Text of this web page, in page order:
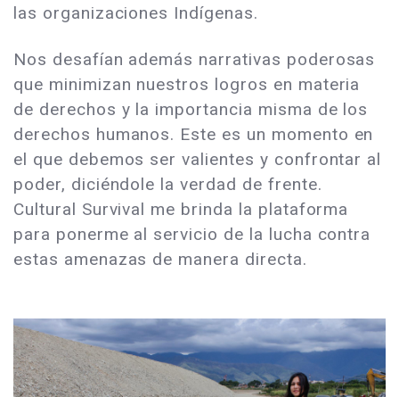
las organizaciones Indígenas.
Nos desafían además narrativas poderosas
que minimizan nuestros logros en materia
de derechos y la importancia misma de los
derechos humanos. Este es un momento en
el que debemos ser valientes y confrontar al
poder, diciéndole la verdad de frente.
Cultural Survival me brinda la plataforma
para ponerme al servicio de la lucha contra
estas amenazas de manera directa.